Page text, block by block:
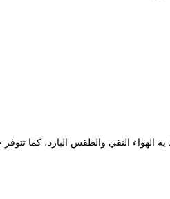
الهواء النقي والطقس البارد، كما